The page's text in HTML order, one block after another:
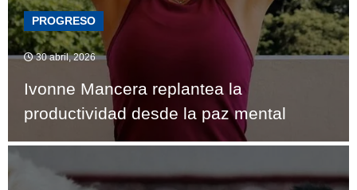
PROGRESO
30 abril, 2026
Ivonne Mancera replantea la
productividad desde la paz mental